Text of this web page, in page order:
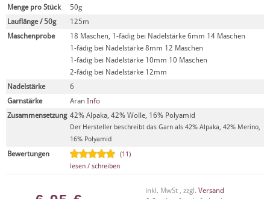
Menge pro Stück
50g
Lauflänge / 50g
125m
Maschenprobe
18 Maschen, 1-fädig bei Nadelstärke 6mm 14 Maschen
1-fädig bei Nadelstärke 8mm 12 Maschen
1-fädig bei Nadelstärke 10mm 10 Maschen
2-fädig bei Nadelstärke 12mm
Nadelstärke
6
Garnstärke
Aran Info
Zusammensetzung 42% Alpaka, 42% Wolle, 16% Polyamid
Der Hersteller beschreibt das Garn als 42% Alpaka, 42% Merino,
16% Polyamid
Bewertungen
(11)
lesen / schreiben
inkl. MwSt , zzgl. Versand